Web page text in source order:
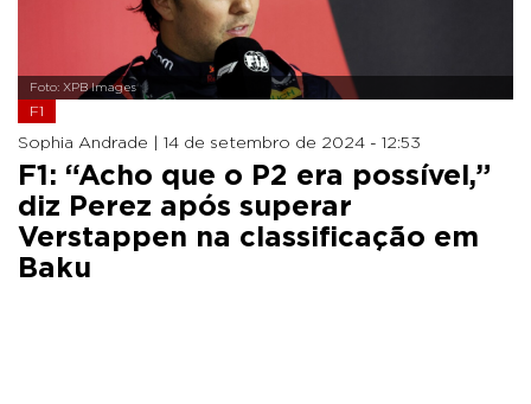
Foto: XPB Images
F1
Sophia Andrade | 14 de setembro de 2024 - 12:53
F1: “Acho que o P2 era possível,”
diz Perez após superar
Verstappen na classificação em
Baku